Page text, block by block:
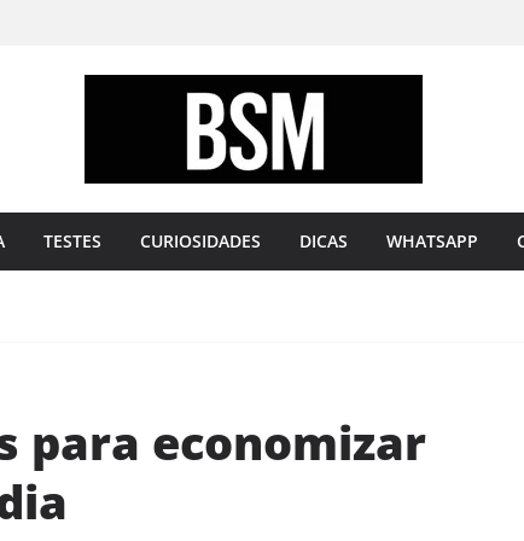
sua
Mente
TESTES CURIOSIDADES DICAS WHATSAPP
para economizar